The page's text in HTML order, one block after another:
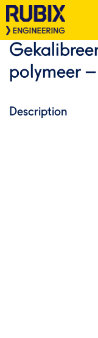
polymeer
Description